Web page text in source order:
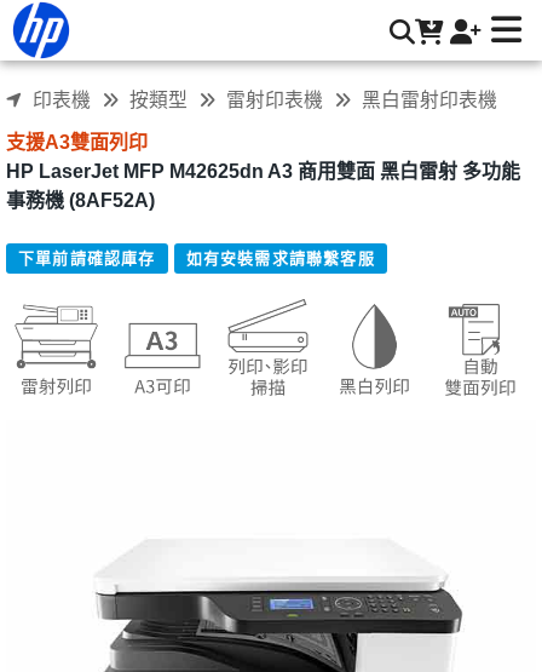
HP LaserJet MFP M42625dn A3 商用雙面雷射多功能事務機
(8AF52A) | HP® 惠普台灣原廠購物網
印表機 按類型 雷射印表機 黑白雷射印表機
支援A3雙面列印
HP LaserJet MFP M42625dn A3 商用雙面 黑白雷射 多功能
事務機 (8AF52A)
下單前請確認庫存 如有安裝需求請聯繫客服